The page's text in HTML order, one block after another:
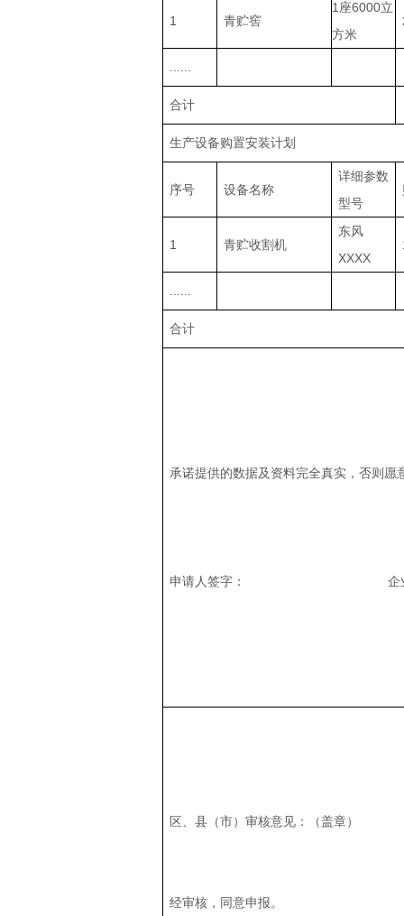
1 青贮窖
1座6000立
方米
合计
生产设备购置安装计划
序号 设备名称
详细参数
型号
1 青贮收割机
东风
XXXX
合计
承诺提供的数据及资料完全真实，否则愿
申请人签字：
区、县（市）审核意见：（盖章）
经审核，同意申报。